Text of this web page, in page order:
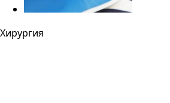
Хирургия